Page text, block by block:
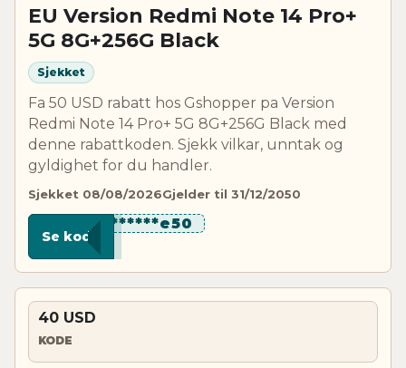
EU Version Redmi Note 14 Pro+
5G 8G+256G Black
Sjekket
Fa 50 USD rabatt hos Gshopper pa Version
Redmi Note 14 Pro+ 5G 8G+256G Black med
denne rabattkoden. Sjekk vilkar, unntak og
gyldighet for du handler.
Sjekket 08/08/2026Gjelder til 31/12/2050
********e50
Se kode
40 USD
KODE